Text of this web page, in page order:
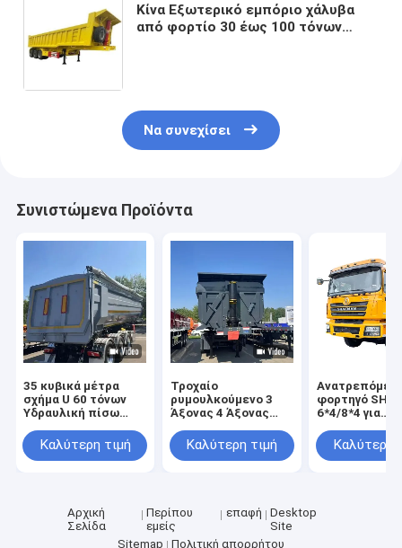
Κίνα Εξωτερικό εμπόριο χάλυβα
από φορτίο 30 έως 100 τόνων
Να συνεχίσει
Συνιστώμενα Προϊόντα
35 κυβικά μέτρα
σχήμα U 60 τόνων
Υδραυλική πίσω
φορτίος
ρυμουλκούμενο
Καλύτερη τιμή
Τροχαίο
ρυμουλκούμενο 3
Άξονας 4 Άξονας
Πίσω Τροχαίο
Απορριμμάτων
Καλύτερη τιμή
φορτηγό
6*4/8*4 για
πέτρας,
Καλύτερη
Αρχική
Σελίδα
Περίπου
εμείς
επαφή
Desktop
Site
Sitemap
Πολιτική απορρήτου